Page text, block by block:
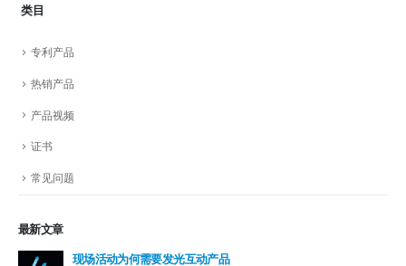
类目
专利产品
热销产品
产品视频
证书
常见问题
最新文章
现场活动为何需要发光互动产品